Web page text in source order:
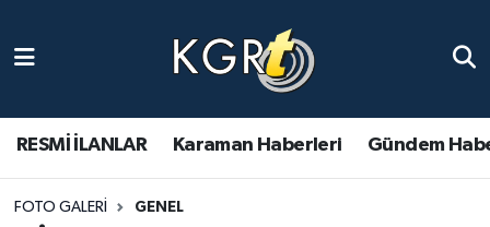
RESMİ İLANLAR Karaman Haberleri Gündem
FOTO GALERI GENEL
Gündem Haberleri
Güncel Haberler